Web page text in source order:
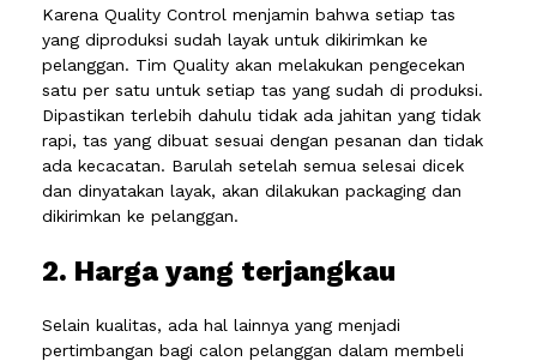
Karena Quality Control menjamin bahwa setiap tas
yang diproduksi sudah layak untuk dikirimkan ke
pelanggan. Tim Quality akan melakukan pengecekan
satu per satu untuk setiap tas yang sudah di produksi.
Dipastikan terlebih dahulu tidak ada jahitan yang tidak
rapi, tas yang dibuat sesuai dengan pesanan dan tidak
ada kecacatan. Barulah setelah semua selesai dicek
dan dinyatakan layak, akan dilakukan packaging dan
dikirimkan ke pelanggan.
2. Harga yang terjangkau
Selain kualitas, ada hal lainnya yang menjadi
pertimbangan bagi calon pelanggan dalam membeli